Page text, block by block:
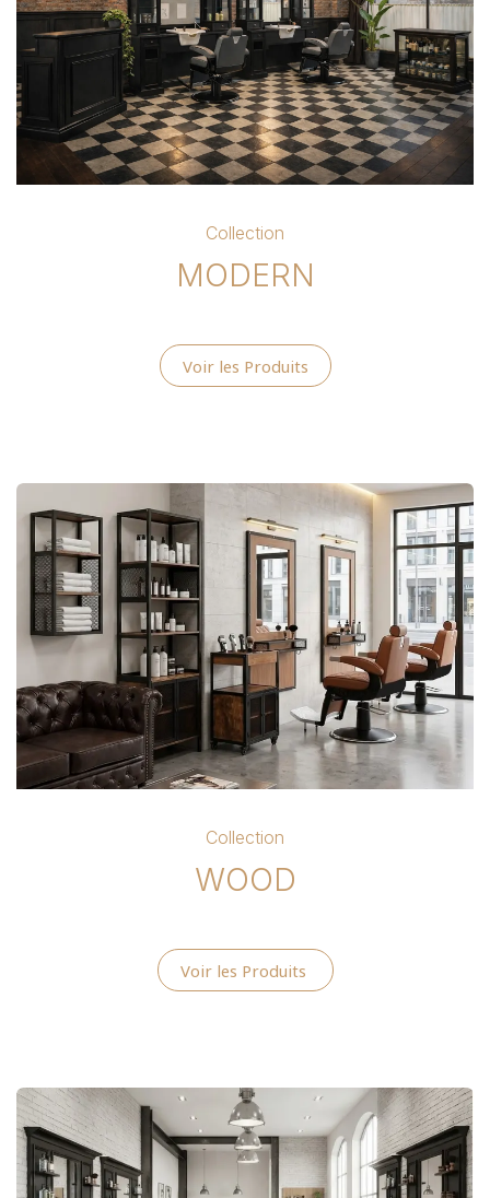
Collection
MODERN
Voir les Produits
Collection
WOOD
Voir les Produits